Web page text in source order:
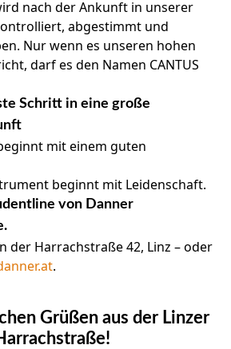
nach der Ankunft in unserer
abgestimmt und
Nur wenn es unseren hohen
darf es den Namen CANTUS
Schritt in eine große
mit einem guten
beginnt mit Leidenschaft.
von Danner
der Harrachstraße 42, Linz – oder
.
Grüßen aus der Linzer